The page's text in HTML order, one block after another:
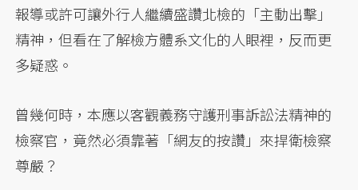
報導或許可讓外行人繼續盛讚北檢的「主動出擊」
精神，但看在了解檢方體系文化的人眼裡，反而更
多疑惑。
曾幾何時，本應以客觀義務守護刑事訴訟法精神的
檢察官，竟然必須靠著「網友的按讚」來捍衛檢察
尊嚴？